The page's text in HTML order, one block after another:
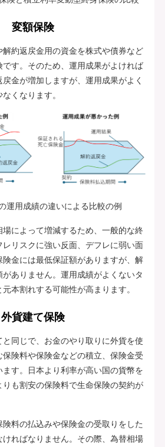
変額保険
約返戻金用の資金を株式や債券など
す。そのため、運用成果がよければ
金が増加しますが、運用成果がよく
くなります。
用成績の違いによる比較の例
によって増減するため、一般的な終
リスクに強い反面、デフレに弱い面
金には最低保証額がありますが、解
ありません。運用成績がよくないタ
本割れする可能性が高まります。
外貨建て保険
同じで、お金のやり取りに外貨を使
保険料や保険金などの積立、保険金受
す。日本より利率が高い国の貨幣を
も割安の保険料で生命保険の契約が
料の払込みや保険金の受取りをした
ればなりません。その際、為替相場